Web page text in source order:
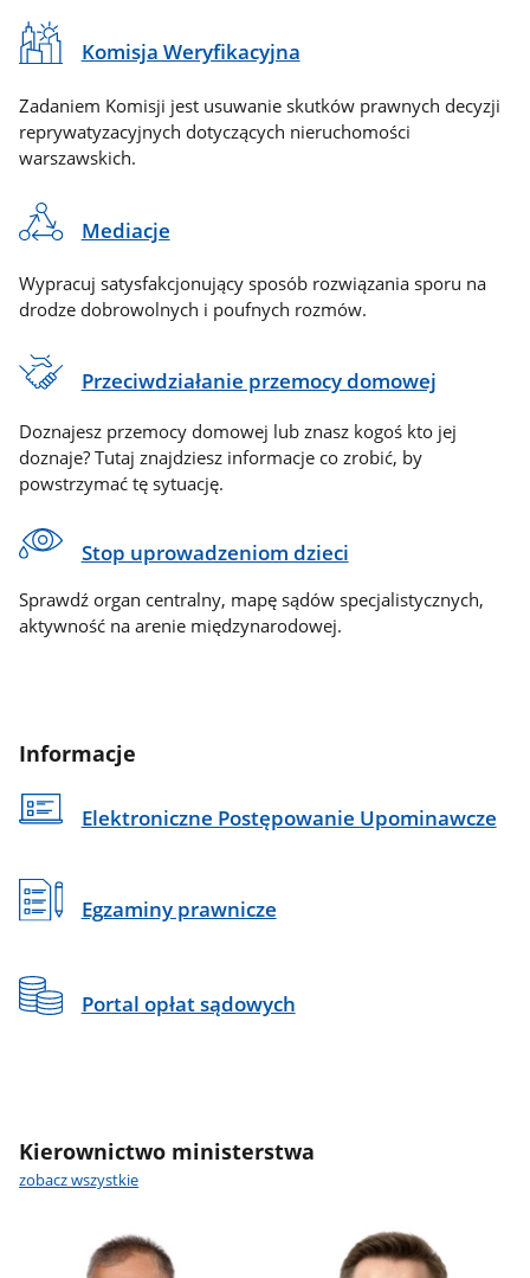
Komisja Weryfikacyjna
Zadaniem Komisji jest usuwanie skutków prawnych decyzji
reprywatyzacyjnych dotyczących nieruchomości
warszawskich.
Mediacje
Wypracuj satysfakcjonujący sposób rozwiązania sporu na
drodze dobrowolnych i poufnych rozmów.
Przeciwdziałanie przemocy domowej
Doznajesz przemocy domowej lub znasz kogoś kto jej
doznaje? Tutaj znajdziesz informacje co zrobić, by
powstrzymać tę sytuację.
Stop uprowadzeniom dzieci
Sprawdź organ centralny, mapę sądów specjalistycznych,
aktywność na arenie międzynarodowej.
Informacje
Elektroniczne Postępowanie Upominawcze
Egzaminy prawnicze
Portal opłat sądowych
Kierownictwo ministerstwa
zobacz wszystkie